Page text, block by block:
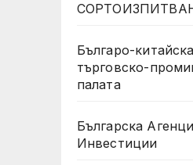
Българо-китайска
търговско-
палата
Българска
Инвестиции